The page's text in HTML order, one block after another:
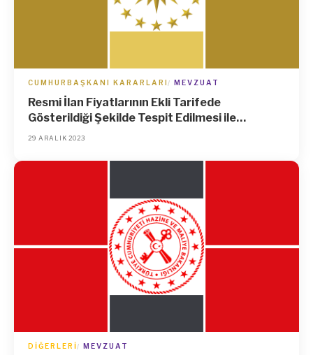
CUMHURBAŞKANI KARARLARI MEVZUAT
Resmi İlan Fiyatlarının Ekli Tarifede
Gösterildiği Şekilde Tespit Edilmesi ile
15/2/2023 Tarihli ve 6805 Sayılı
Kaldırılması Hakkında Karar (Karar Sayısı:
29 ARALIK 2023
DIĞERLERI MEVZUAT